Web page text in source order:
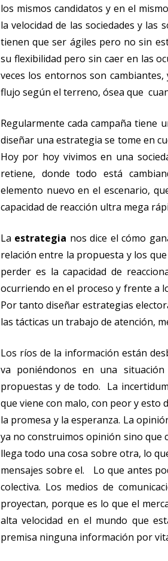
los mismos candidatos y en el
la velocidad de las sociedades y las
tienen que ser ágiles pero no sin
su flexibilidad pero sin caer en las
veces los entornos son
flujo según el terreno, ósea que
Regularmente cada campaña tiene
diseñar una estrategia se tome en
Hoy por hoy vivimos en una
retiene, donde todo está
elemento nuevo en el escenario,
capacidad de reacción ultra mega
La estrategia nos dice el cómo
relación entre la propuesta y los
perder es la capacidad de
ocurriendo en el proceso y frente a
Por tanto diseñar estrategias
las tácticas un trabajo de atención,
Los ríos de la información están
va poniéndonos en una
propuestas y de todo. La
que viene con malo, con peor y
la promesa y la esperanza. La
ya no construimos opinión sino que
llega todo una cosa sobre otra, lo
mensajes sobre el. Lo que antes
colectiva. Los medios de
proyectan, porque es lo que el
alta velocidad en el mundo que
premisa ninguna información por